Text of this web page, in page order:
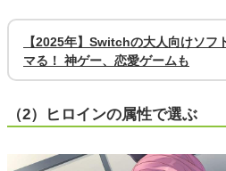
【2025年】Switchの大人向けソフ
マる！ 神ゲー、恋愛ゲームも
（2）ヒロインの属性で選ぶ